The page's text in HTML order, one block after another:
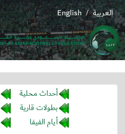
English / العربية
أحداث محلية
بطولات قارية
أيام الفيفا